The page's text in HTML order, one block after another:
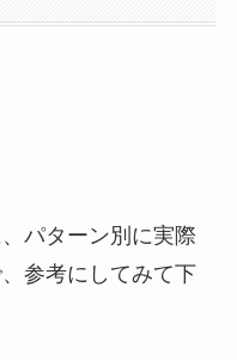
パターン別に実際
参考にしてみて下